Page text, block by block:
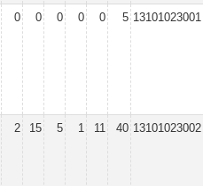
0 0 0 0 0 5 13101023001
2 15 5 1 11 40 13101023002